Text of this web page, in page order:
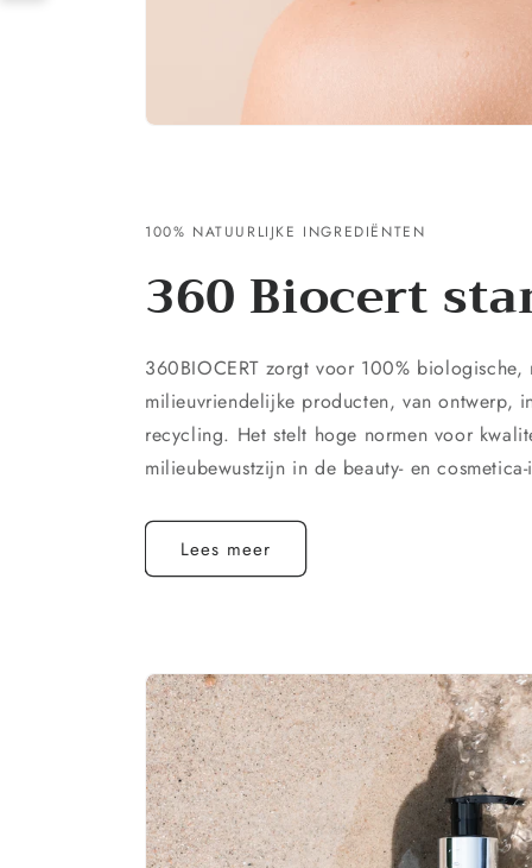
100% NATUURLIJKE INGREDIËNTEN
360 Biocert
360BIOCERT zorgt voor 100% biologische,
milieuvriendelijke producten, van ontwerp,
recycling. Het stelt hoge normen voor
milieubewustzijn in de beauty- en
Lees meer